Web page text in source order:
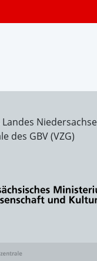
des GBV (VZG)